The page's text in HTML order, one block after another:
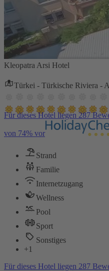
Kleopatra Arsi Hotel
Türkei - Türkische Riviera -
Für dieses Hotel liegen 287
von 74% vor
Strand
Familie
Internetzugang
Wellness
Pool
Sport
Sonstiges
+1
Für dieses Hotel liegen 287